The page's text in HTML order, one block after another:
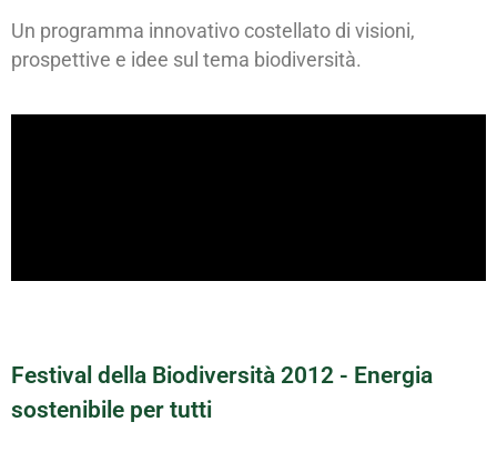
Un programma innovativo costellato di visioni,
prospettive e idee sul tema biodiversità.
Festival della Biodiversità 2012 - Energia
sostenibile per tutti